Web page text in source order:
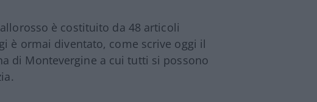
è costituito da 48 articoli
è ormai diventato, come scrive oggi il
di Montevergine a cui tutti si possono